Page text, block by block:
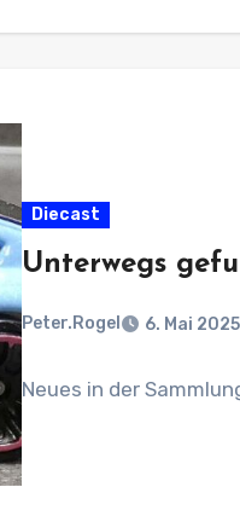
Diecast
Unterwegs
Peter.Rogel 6. Mai 2025
Neues in der